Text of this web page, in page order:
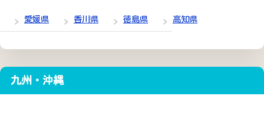
愛媛県 香川県 徳島県 高知県
九州・沖縄